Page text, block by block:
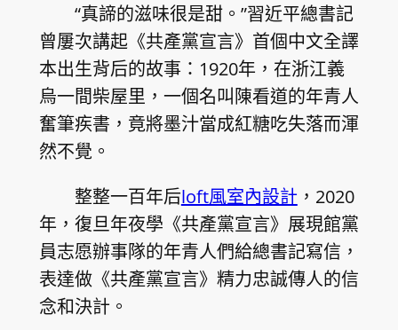
“真諦的滋味很是甜。”習近平總書記
曾屢次講起《共產黨宣言》首個中文全譯
本出生背后的故事：1920年，在浙江義
烏一間柴屋里，一個名叫陳看道的年青人
奮筆疾書，竟將墨汁當成紅糖吃失落而渾
然不覺。
整整一百年后loft風室內設計 ，2020
年，復旦年夜學《共產黨宣言》展現館黨
員志愿辦事隊的年青人們給總書記寫信，
表達做《共產黨宣言》精力忠誠傳人的信
念和決計。